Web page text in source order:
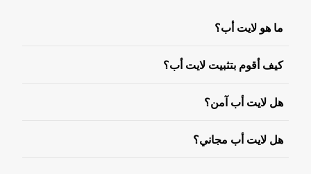
ما هو لايت أب؟
كيف أقوم بتثبيت لايت أب؟
هل لايت أب آمن؟
هل لايت أب مجاني؟